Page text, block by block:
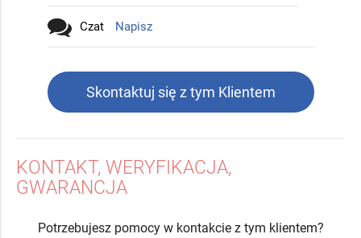
Czat Napisz
Skontaktuj się z tym Klientem
KONTAKT, WERYFIKACJA,
GWARANCJA
Potrzebujesz pomocy w kontakcie z tym klientem?